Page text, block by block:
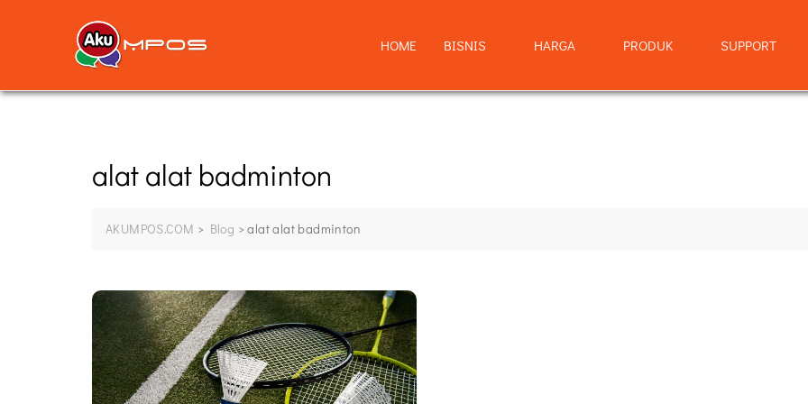
HOME BISNIS HARGA PRODUK SUPPORT
alat alat badminton
AKUMPOS.COM > Blog >alat alat badminton